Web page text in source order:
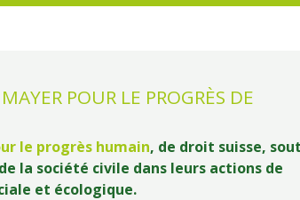
POUR LE PROGRÈS DE
le progrès humain, de droit suisse,
la société civile dans leurs actions de
et écologique.